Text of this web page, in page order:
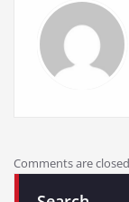
Comments are